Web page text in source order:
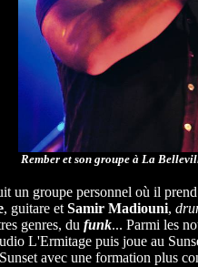
Rember et son groupe à La
un groupe personnel où il
, guitare et Samir Madiouni,
genres, du funk... Parmi les
L'Ermitage puis joue au
avec une formation plus